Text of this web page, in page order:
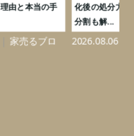
化後の処分方法は？兄弟での
2026.08.06 不動産買取